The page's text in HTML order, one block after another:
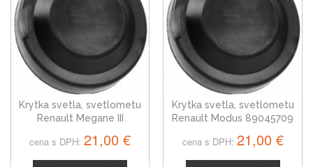
Krytka svetla, svetlometu
Renault Megane III
cena s DPH: 21,00 €
Krytka svetla, svetlometu
Renault Modus 89045709
cena s DPH: 21,00 €